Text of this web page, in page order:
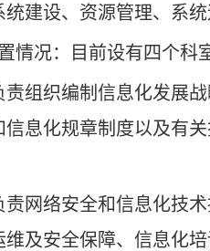
建设、资源管理、系
情况：目前设有四个科
责组织编制信息化发展
信息化规章制度以及有
责网络安全和信息化技
及安全保障、信息化培